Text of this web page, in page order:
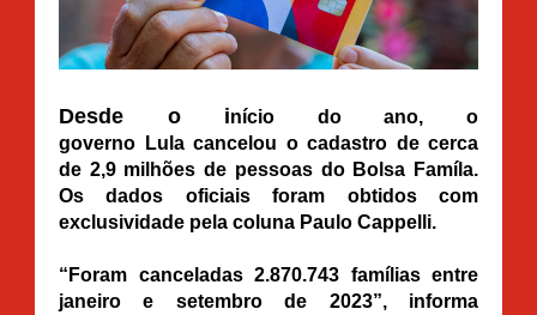
Desde o início do ano, o
governo
Lulacancelou o cadastro de cerca
de 2,9 milhões de pessoas do Bolsa Famíla.
Os dados oficiais foram obtidos com
exclusividade pela coluna Paulo Cappelli.
“Foram canceladas 2.870.743 famílias entre
janeiro e setembro de 2023”, informa